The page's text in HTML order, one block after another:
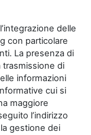
delle
con particolare
La presenza di
di
informazioni
cui si
maggiore
l’indirizzo
gestione dei